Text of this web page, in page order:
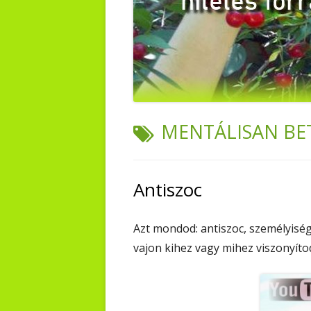
TAG:
MENTÁLISAN
Antiszoc
Azt mondod: antiszoc,
vajon kihez vagy mihez